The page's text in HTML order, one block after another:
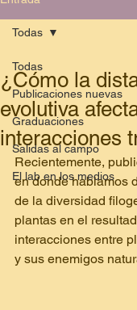
Todas
Publicaciones nuevas
Graduaciones
Salidas al campo
El lab en los medios
Todas
¿Cómo la
evolutiva
interacciones
Recientemente,
en donde hablamos
de la diversidad
plantas en el
interacciones entre
y sus enemigos